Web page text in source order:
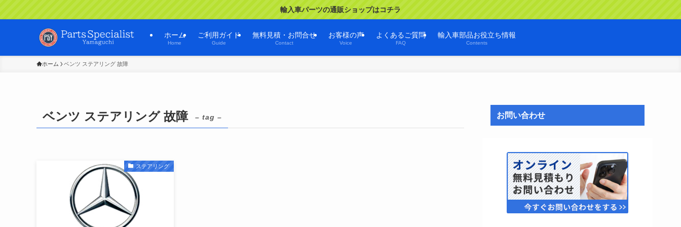
輸入車パーツの通販ショップはコチラ
ホーム
Home
ご利用ガイド
Guide
無料見積・お問合せ
Contact
お客様の声
Voice
よくあるご質問
FAQ
輸入車部品お役立ち情報
Contents
ホーム ベンツ ステアリング 故障
ベンツ ステアリング 故障 – tag –
ステアリング
お問い合わせ